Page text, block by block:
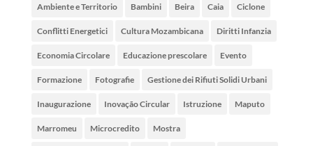
Ambiente e Territorio Bambini Beira Caia Ciclone
Conflitti Energetici Cultura Mozambicana Diritti Infanzia
Economia Circolare Educazione prescolare Evento
Formazione Fotografie Gestione dei Rifiuti Solidi Urbani
Inaugurazione Inovação Circular Istruzione Maputo
Marromeu Microcredito Mostra